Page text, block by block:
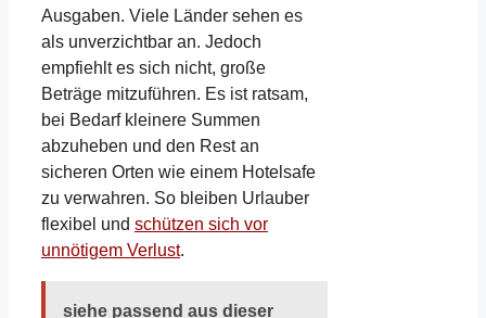
Ausgaben. Viele Länder sehen es
als unverzichtbar an. Jedoch
empfiehlt es sich nicht, große
Beträge mitzuführen. Es ist ratsam,
bei Bedarf kleinere Summen
abzuheben und den Rest an
sicheren Orten wie einem Hotelsafe
zu verwahren. So bleiben Urlauber
flexibel und schützen sich vor
unnötigem Verlust.
siehe passend aus dieser